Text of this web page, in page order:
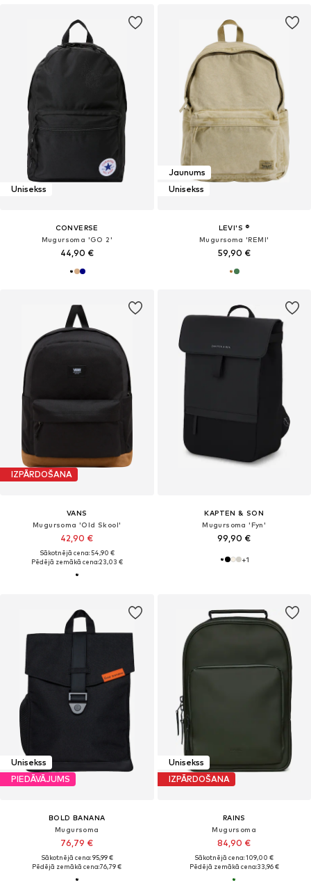
Unisekss
CONVERSE
Mugursoma 'GO 2'
44,90 €
Jaunums
Unisekss
LEVI'S ®
Mugursoma 'REMI'
59,90 €
IZPĀRDOŠANA
VANS
Mugursoma 'Old Skool'
42,90 €
Sākotnējā cena: 54,90 €
Pēdējā zemākā cena:23,03 €
KAPTEN & SON
Mugursoma 'Fyn'
99,90 €
+1
Unisekss
PIEDĀVĀJUMS
BOLD BANANA
Mugursoma
76,79 €
Sākotnējā cena: 95,99 €
Pēdējā zemākā cena:76,79 €
Unisekss
IZPĀRDOŠANA
RAINS
Mugursoma
84,90 €
Sākotnējā cena: 109,00 €
Pēdējā zemākā cena:33,96 €